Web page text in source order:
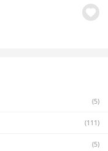
(5)
(111)
(5)